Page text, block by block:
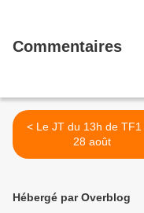
Commentaires
< Le JT du 13h de TF1 du
28 août
Hébergé par Overblog